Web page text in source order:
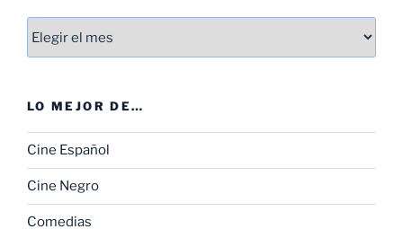
LO MEJOR DE…
Cine Español
Cine Negro
Comedias